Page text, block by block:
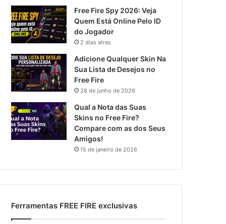
Free Fire Spy 2026: Veja
Quem Está Online Pelo ID
do Jogador
2 dias atras
Adicione Qualquer Skin Na
Sua Lista de Desejos no
Free Fire
28 de junho de 2026
Qual a Nota das Suas
Skins no Free Fire?
Compare com as dos Seus
Amigos!
15 de janeiro de 2026
Ferramentas FREE FIRE exclusivas